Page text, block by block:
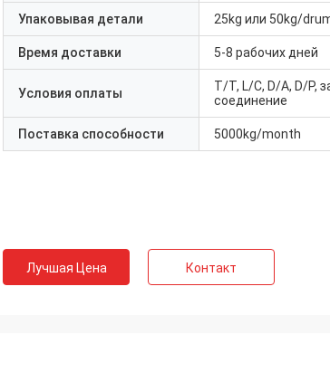
Упаковывая детали 25kg или 50kg/
Время доставки 5-8 рабочих дней
Условия оплаты
T/T, L/C, D/A, D/P,
соединение
Поставка способности 5000kg/month
Лучшая Цена Контакт